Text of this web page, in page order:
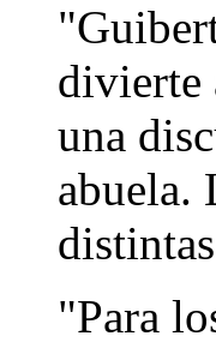
divierte
una
abuela.
"Para